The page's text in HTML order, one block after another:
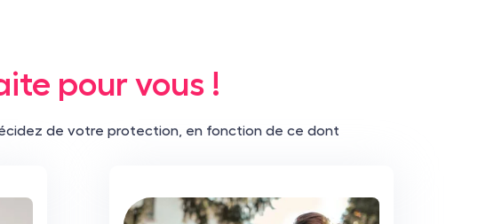
pour vous !
de votre protection, en fonction de ce dont